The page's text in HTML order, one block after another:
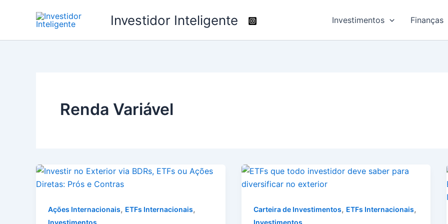
Investidor Inteligente Investimentos Finanças
Renda Variável
Ações Internacionais, ETFs Internacionais,
Investimentos
Carteira de Investimentos, ETFs Internacionais,
Investimentos